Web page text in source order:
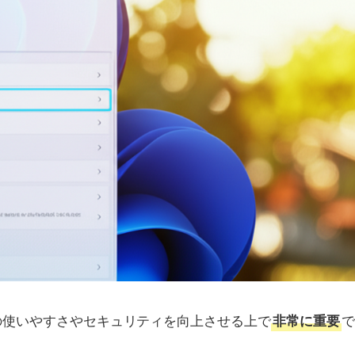
いやすさやセキュリティを向上させる上で非常に重要で